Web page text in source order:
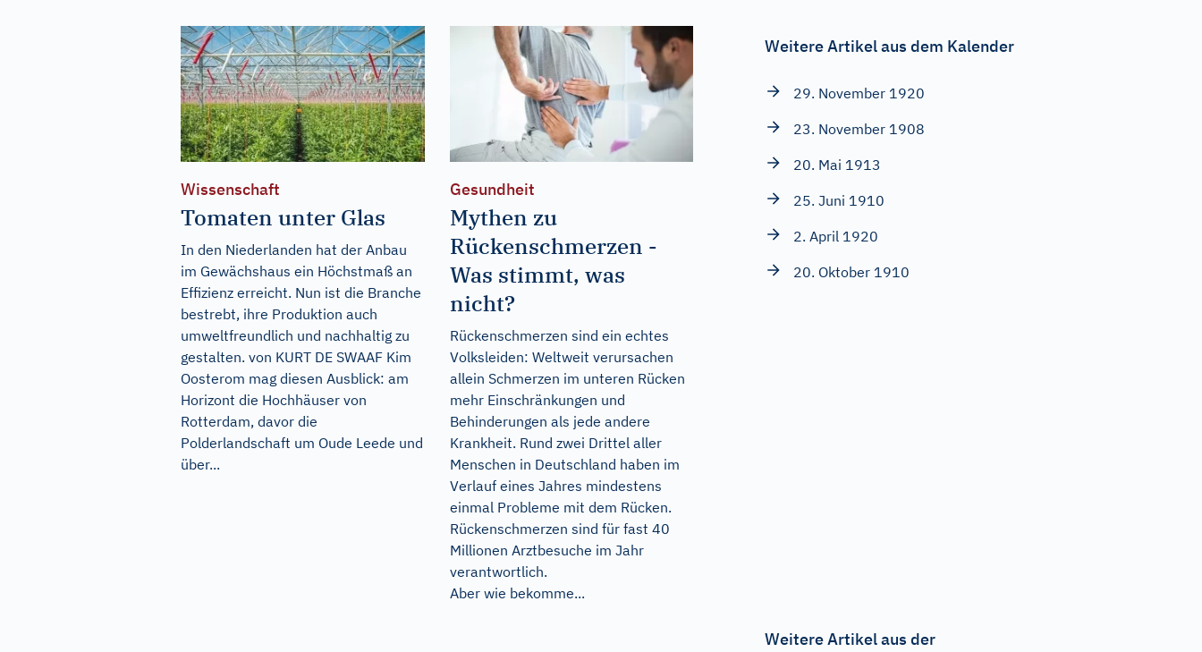
Wissenschaft
Tomaten unter Glas
In den Niederlanden hat der Anbau
im Gewächshaus ein Höchstmaß an
Effizienz erreicht. Nun ist die Branche
bestrebt, ihre Produktion auch
umweltfreundlich und nachhaltig zu
gestalten. von KURT DE SWAAF Kim
Oosterom mag diesen Ausblick: am
Horizont die Hochhäuser von
Rotterdam, davor die
Polderlandschaft um Oude Leede und
über...
Gesundheit
Mythen zu
Rückenschmerzen -
Was stimmt, was
nicht?
Rückenschmerzen sind ein echtes
Volksleiden: Weltweit verursachen
allein Schmerzen im unteren Rücken
mehr Einschränkungen und
Behinderungen als jede andere
Krankheit. Rund zwei Drittel aller
Menschen in Deutschland haben im
Verlauf eines Jahres mindestens
einmal Probleme mit dem Rücken.
Rückenschmerzen sind für fast 40
Millionen Arztbesuche im Jahr
verantwortlich.
Aber wie bekomme...
Weitere Artikel aus dem Kalender
29. November 1920
23. November 1908
20. Mai 1913
25. Juni 1910
2. April 1920
20. Oktober 1910
Weitere Artikel aus der